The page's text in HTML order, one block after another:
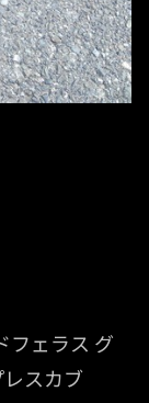
フェラス グ
スカブ